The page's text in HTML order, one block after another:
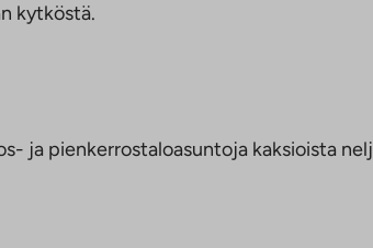
kytköstä.
ja pienkerrostaloasuntoja kaksioista